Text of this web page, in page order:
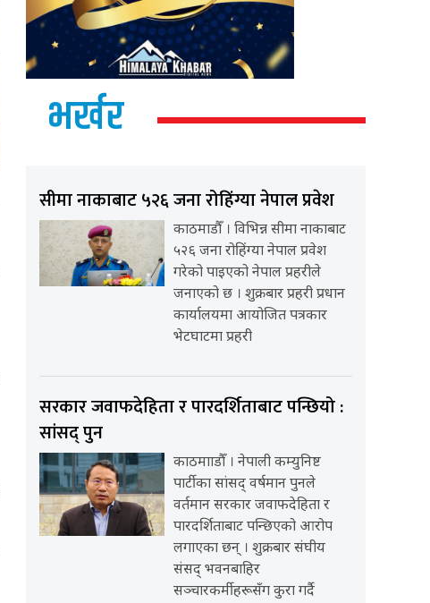
भर्खर
सीमा नाकाबाट ५२६ जना रोहिंग्या नेपाल प्रवेश
काठमाडौँ । विभिन्न सीमा नाकाबाट
५२६ जना रोहिंग्या नेपाल प्रवेश
गरेको पाइएको नेपाल प्रहरीले
जनाएको छ । शुक्रबार प्रहरी प्रधान
कार्यालयमा आयोजित पत्रकार
भेटघाटमा प्रहरी
सरकार जवाफदेहिता र पारदर्शिताबाट पन्छियो :
सांसद् पुन
काठमााडौँ । नेपाली कम्युनिष्ट
पार्टीका सांसद् वर्षमान पुनले
वर्तमान सरकार जवाफदेहिता र
पारदर्शिताबाट पन्छिएको आरोप
लगाएका छन् । शुक्रबार संघीय
संसद् भवनबाहिर
सञ्चारकर्मीहरूसँग कुरा गर्दै